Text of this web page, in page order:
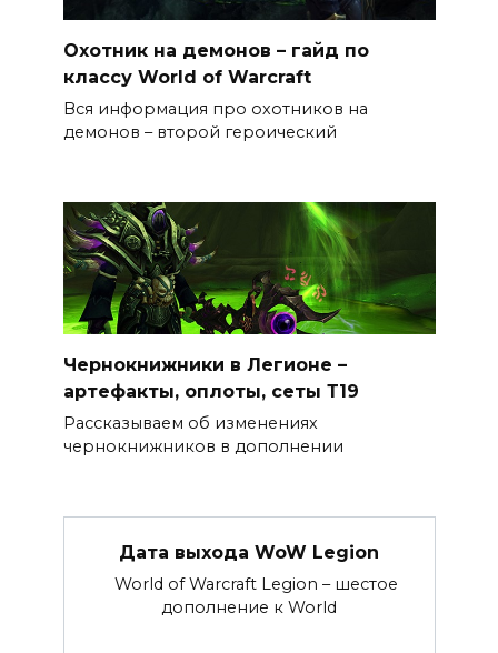
Охотник на демонов – гайд по
классу World of Warcraft
Вся информация про охотников на
демонов – второй героический
Чернокнижники в Легионе –
артефакты, оплоты, сеты Т19
Рассказываем об изменениях
чернокнижников в дополнении
Дата выхода WoW Legion
World of Warcraft Legion – шестое
дополнение к World